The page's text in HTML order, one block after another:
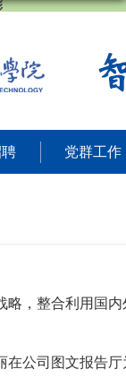
党群工作
略，整合利用国
在公司图文报告厅